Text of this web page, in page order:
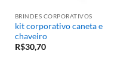
BRINDES CORPORATIVOS
kit corporativo caneta e
chaveiro
R$30,70